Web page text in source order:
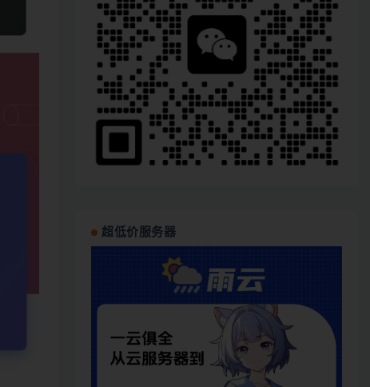
超低价服务器